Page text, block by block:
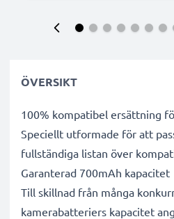
ÖVERSIKT
100% kompatibel ersättning
Speciellt utformade för att
fullständiga listan över
Garanterad 700mAh kapacitet
Till skillnad från många
kamerabatteriers kapacitet